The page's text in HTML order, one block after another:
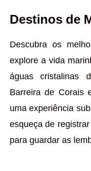
Destinos de
Descubra os
explore a vida
águas cristalinas
Barreira de Corais
uma experiência
esqueça de
para guardar as